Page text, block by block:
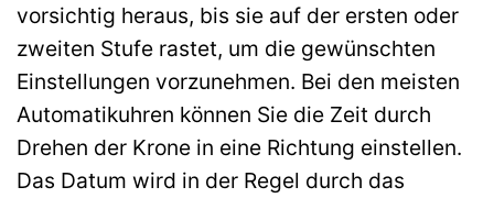
vorsichtig heraus, bis sie auf der ersten oder
zweiten Stufe rastet, um die gewünschten
Einstellungen vorzunehmen. Bei den meisten
Automatikuhren können Sie die Zeit durch
Drehen der Krone in eine Richtung einstellen.
Das Datum wird in der Regel durch das